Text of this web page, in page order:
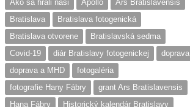
Ako sa hrali naši Apollo
Ars Bratislavensis
Bratislava
Bratislava fotogenická
Bratislava otvorene
Bratislavská sedma
Covid-19
diár Bratislavy fotogenickej
doprava
doprava a MHD
fotogaléria
fotografie Hany Fábry
grant Ars Bratislavensis
Hana Fábry
Historický kalendár Bratislavy